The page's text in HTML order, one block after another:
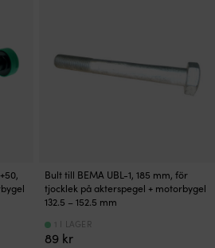
Bult till BEMA UBL-1, 185 mm, för
tjocklek på akterspegel + motorbygel
132.5 – 152.5 mm
89 kr
1 I LAGER